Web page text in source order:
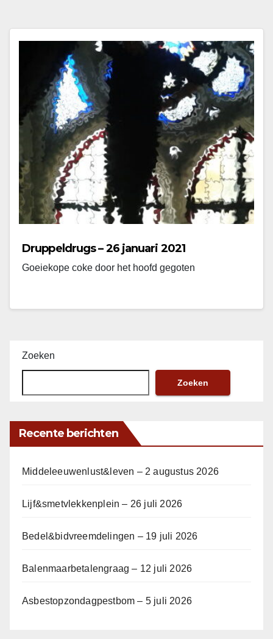
Druppeldrugs – 26 januari 2021
Goeiekope coke door het hoofd gegoten
Zoeken
Zoeken
Recente berichten
Middeleeuwenlust&leven – 2 augustus 2026
Lijf&smetvlekkenplein – 26 juli 2026
Bedel&bidvreemdelingen – 19 juli 2026
Balenmaarbetalengraag – 12 juli 2026
Asbestopzondagpestbom – 5 juli 2026